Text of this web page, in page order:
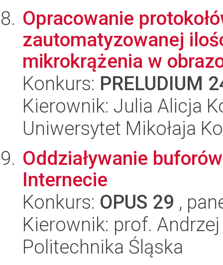
Opracowanie
zautomatyzowanej
mikrokrążenia w
Konkurs: PRELUDIUM
Kierownik: Julia Alicja
Uniwersytet Mikołaja
Oddziaływanie
Internecie
Konkurs: OPUS 29 ,
Kierownik: prof.
Politechnika Śląska